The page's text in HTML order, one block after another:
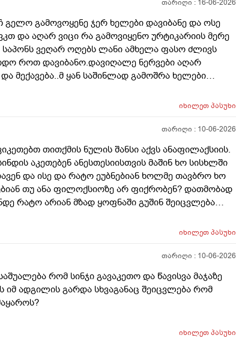
თარიღი : 16-06-2026
გელო გამოვოყენე ჯერ ხელები დავიბანე და ოსე
და აღარ ვიცი რა გამოვიყენო ურტიკარიის მერე
ვეღარ ოღებს ლანი ამხელა ფასო ძლივს
როთ დავიბანო.დავიღალე ნერვები აღარ
მექავება..მ ყან საშინლად გამოშრა ხელები
იხილეთპასუხი
თარიღი : 10-06-2026
თითქმის ნულის შანსი აქვს ანაფილაქსიის.
აკეთებენ ანესთესიისთვის მაშინ ხო სისხლში
და ისე და რატო ეუბნებიან ხოლმე თავბრო ხო
თუ ანა ფილოქსიოზე არ ფიქრობენ? დათმობად
რატო არიან მზად ყოფნაში გუშინ შეიცვლება
იხილეთპასუხი
თარიღი : 10-06-2026
რომ სინჯი გავაკეთო და წავისვა მაჯაზე
ადგილის გარდა სხვაგანაც შეიცვლება რომ
იხილეთპასუხი